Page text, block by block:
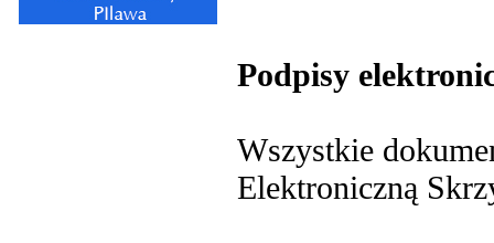
Podpisy
Wszystkie
Elektroniczną